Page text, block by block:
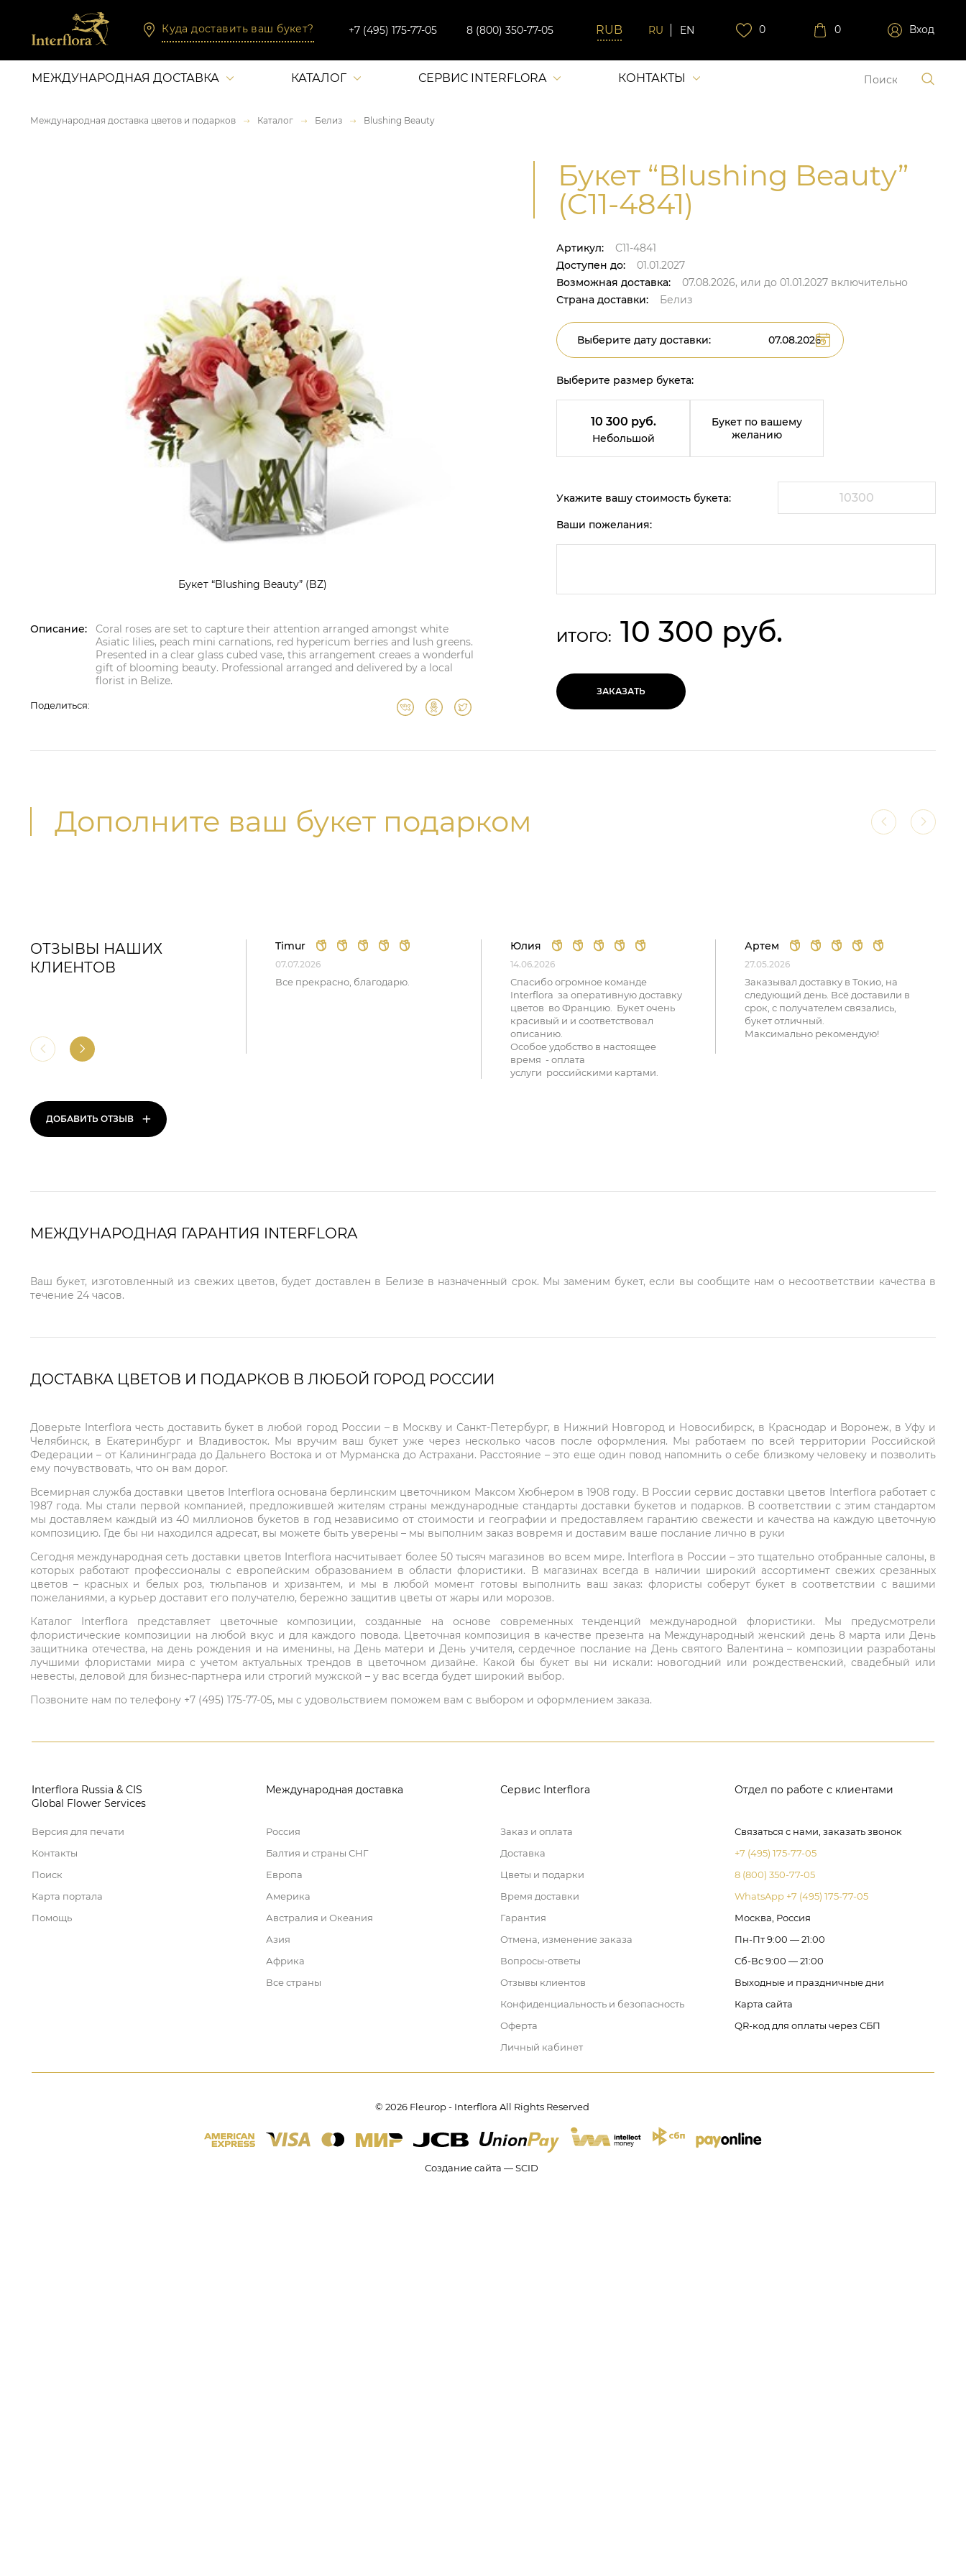
Куда доставить ваш букет? +7 (495) 175-77-05 8 (800) 350-77-05 RU EN 0 0 Вход
МЕЖДУНАРОДНАЯ ДОСТАВКА КАТАЛОГ СЕРВИС INTERFLORA КОНТАКТЫ
Международная доставка цветов и подарков Каталог Белиз Blushing Beauty
Букет “Blushing Beauty” (BZ)
Описание:
Coral roses are set to capture their attention arranged amongst white
Asiatic lilies, peach mini carnations, red hypericum berries and lush greens.
Presented in a clear glass cubed vase, this arrangement creaes a wonderful
gift of blooming beauty. Professional arranged and delivered by a local
florist in Belize.
Поделиться:
Букет “Blushing Beauty”
(C11-4841)
Артикул:
C11-4841
Доступен до:
01.01.2027
Возможная доставка:
07.08.2026, или до 01.01.2027 включительно
Страна доставки:
Белиз
Выберите дату доставки:
Выберите размер букета:
10 300 руб.
Небольшой
Букет по вашему
желанию
Укажите вашу стоимость букета:
Ваши пожелания:
ИТОГО: 10 300 руб.
ЗАКАЗАТЬ
Дополните ваш букет подарком
ОТЗЫВЫ НАШИХ
КЛИЕНТОВ
ДОБАВИТЬ ОТЗЫВ +
Timur
07.07.2026
Все прекрасно, благодарю.
Юлия
14.06.2026
Спасибо огромное команде
Interflora за оперативную доставку
цветов во Францию. Букет очень
красивый и и соответствовал
описанию.
Особое удобство в настоящее
время - оплата
услуги российскими картами.
Артем
27.05.2026
Заказывал доставку в Токио, на
следующий день. Всё доставили в
срок, с получателем связались,
букет отличный.
Максимально рекомендую!
МЕЖДУНАРОДНАЯ ГАРАНТИЯ INTERFLORA
Ваш букет, изготовленный из свежих цветов, будет доставлен в Белизе в назначенный срок. Мы заменим букет, если вы сообщите нам о несоответствии качества в
течение 24 часов.
ДОСТАВКА ЦВЕТОВ И ПОДАРКОВ В ЛЮБОЙ ГОРОД РОССИИ
Доверьте Interflora честь доставить букет в любой город России – в Москву и Санкт-Петербург, в Нижний Новгород и Новосибирск, в Краснодар и Воронеж, в Уфу и
Челябинск, в Екатеринбург и Владивосток. Мы вручим ваш букет уже через несколько часов после оформления. Мы работаем по всей территории Российской
Федерации – от Калининграда до Дальнего Востока и от Мурманска до Астрахани. Расстояние – это еще один повод напомнить о себе близкому человеку и позволить
ему почувствовать, что он вам дорог.
Всемирная служба доставки цветов Interflora основана берлинским цветочником Максом Хюбнером в 1908 году. В России сервис доставки цветов Interflora работает с
1987 года. Мы стали первой компанией, предложившей жителям страны международные стандарты доставки букетов и подарков. В соответствии с этим стандартом
мы доставляем каждый из 40 миллионов букетов в год независимо от стоимости и географии и предоставляем гарантию свежести и качества на каждую цветочную
композицию. Где бы ни находился адресат, вы можете быть уверены – мы выполним заказ вовремя и доставим ваше послание лично в руки
Сегодня международная сеть доставки цветов Interflora насчитывает более 50 тысяч магазинов во всем мире. Interflora в России – это тщательно отобранные салоны, в
которых работают профессионалы с европейским образованием в области флористики. В магазинах всегда в наличии широкий ассортимент свежих срезанных
цветов – красных и белых роз, тюльпанов и хризантем, и мы в любой момент готовы выполнить ваш заказ: флористы соберут букет в соответствии с вашими
пожеланиями, а курьер доставит его получателю, бережно защитив цветы от жары или морозов.
Каталог Interflora представляет цветочные композиции, созданные на основе современных тенденций международной флористики. Мы предусмотрели
флористические композиции на любой вкус и для каждого повода. Цветочная композиция в качестве презента на Международный женский день 8 марта или День
защитника отечества, на день рождения и на именины, на День матери и День учителя, сердечное послание на День святого Валентина – композиции разработаны
лучшими флористами мира с учетом актуальных трендов в цветочном дизайне. Какой бы букет вы ни искали: новогодний или рождественский, свадебный или
невесты, деловой для бизнес-партнера или строгий мужской – у вас всегда будет широкий выбор.
Позвоните нам по телефону +7 (495) 175-77-05, мы с удовольствием поможем вам с выбором и оформлением заказа.
Interflora Russia & CIS
Global Flower Services
Версия для печати
Контакты
Поиск
Карта портала
Помощь
Международная доставка
Россия
Балтия и страны СНГ
Европа
Америка
Австралия и Океания
Азия
Африка
Все страны
Сервис Interflora
Заказ и оплата
Доставка
Цветы и подарки
Время доставки
Гарантия
Отмена, изменение заказа
Вопросы-ответы
Отзывы клиентов
Конфиденциальность и безопасность
Оферта
Личный кабинет
Отдел по работе с клиентами
Связаться с нами, заказать звонок
+7 (495) 175-77-05
8 (800) 350-77-05
WhatsApp +7 (495) 175-77-05
Москва, Россия
Пн-Пт 9:00 — 21:00
Сб-Вс 9:00 — 21:00
Выходные и праздничные дни
Карта сайта
QR-код для оплаты через СБП
© 2026 Fleurop - Interflora All Rights Reserved
Создание сайта — SCID